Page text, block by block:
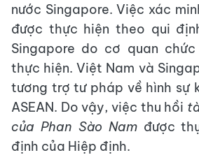
nước Singapore. Việc xác
được thực hiện theo qui
Singapore do cơ quan chức
thực hiện. Việt Nam và
tương trợ tư pháp về hình sự
ASEAN. Do vậy, việc thu hồi
của Phan Sào Namđược
định của Hiệp định.